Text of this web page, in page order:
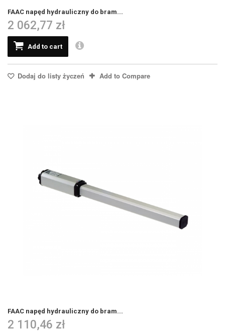
FAAC napęd hydrauliczny do bram...
2 062,77 zł
Add to cart
Dodaj do listy życzeń Add to Compare
FAAC napęd hydrauliczny do bram...
2 110,46 zł